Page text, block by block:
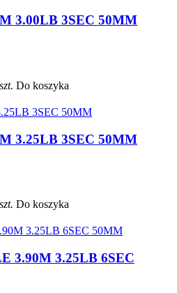
3.00LB 3SEC 50MM
szt. Do koszyka
3.25LB 3SEC 50MM
szt. Do koszyka
3.90M 3.25LB 6SEC